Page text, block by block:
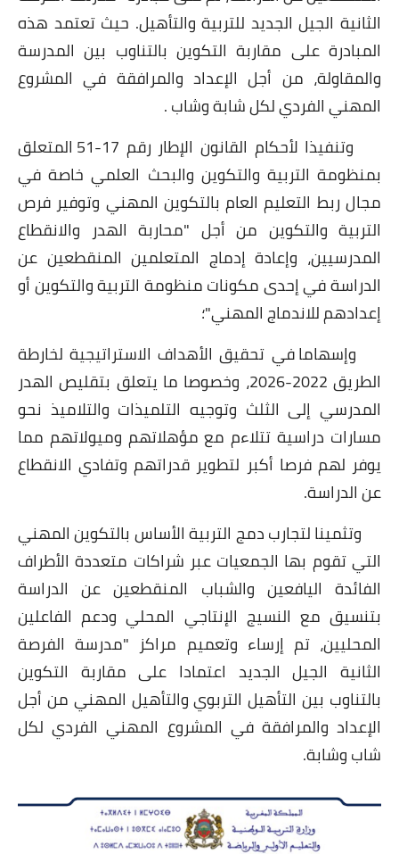
الثانية الجيل الجديد للتربية والتأهيل. حيث تعتمد هذه
المبادرة على مقاربة التكوين بالتناوب بين المدرسة
والمقاولة، من أجل الإعداد والمرافقة في المشروع
المهني الفردي لكل شابة وشاب .
وتنفيذا لأحكام القانون الإطار رقم 17-51 المتعلق
بمنظومة التربية والتكوين والبحث العلمي خاصة في
مجال ربط التعليم العام بالتكوين المهني وتوفير فرص
التربية والتكوين من أجل "محاربة الهدر والانقطاع
المدرسيين، وإعادة إدماج المتعلمين المنقطعين عن
الدراسة في إحدى مكونات منظومة التربية والتكوين أو
إعدادهم للاندماج المهني"؛
وإسهاما في تحقيق الأهداف الاستراتيجية لخارطة
الطريق 2022-2026، وخصوصا ما يتعلق بتقليص الهدر
المدرسي إلى الثلث وتوجيه التلميذات والتلاميذ نحو
مسارات دراسية تتلاءم مع مؤهلاتهم وميولاتهم مما
يوفر لهم فرصا أكبر لتطوير قدراتهم وتفادي الانقطاع
عن الدراسة.
وتثمينا لتجارب دمج التربية الأساس بالتكوين المهني
التي تقوم بها الجمعيات عبر شراكات متعددة الأطراف
الفائدة اليافعين والشباب المنقطعين عن الدراسة
بتنسيق مع النسيج الإنتاجي المحلي ودعم الفاعلين
المحليين، تم إرساء وتعميم مراكز "مدرسة الفرصة
الثانية الجيل الجديد اعتمادا على مقاربة التكوين
بالتناوب بين التأهيل التربوي والتأهيل المهني من أجل
الإعداد والمرافقة في المشروع المهني الفردي لكل
شاب وشابة.